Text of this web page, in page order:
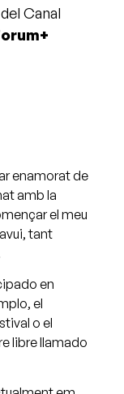
Canal
enamorat de
amb la
el meu
tant
en
el
o el
libre llamado